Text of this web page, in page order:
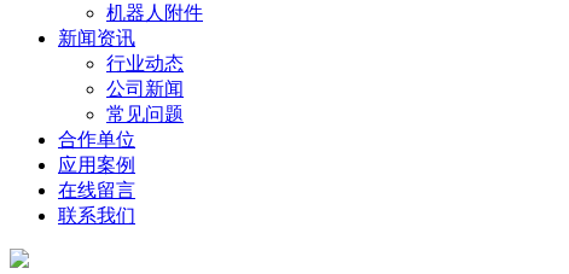
机器人附件
新闻资讯
行业动态
公司新闻
常见问题
合作单位
应用案例
在线留言
联系我们